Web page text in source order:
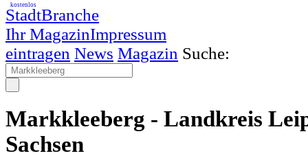
StadtBranche
Ihr MagazinImpressum
kostenlos
eintragen News Magazin Suche:
Markkleeberg - Landkreis
Sachsen